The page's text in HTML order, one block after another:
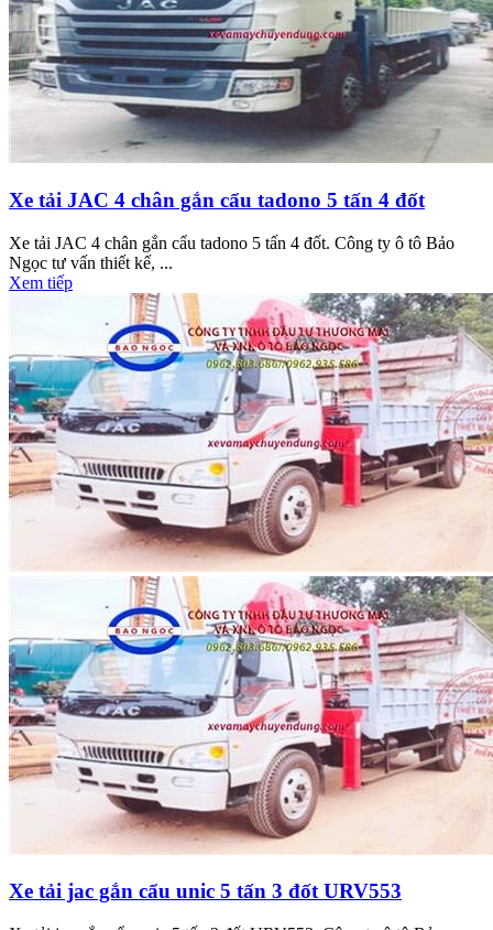
Xe tải JAC 4 chân gắn cẩu tadono 5 tấn 4 đốt
Xe tải JAC 4 chân gắn cẩu tadono 5 tấn 4 đốt. Công ty ô tô Bảo
Ngọc tư vấn thiết kế, ...
Xem tiếp
Xe tải jac gắn cẩu unic 5 tấn 3 đốt URV553